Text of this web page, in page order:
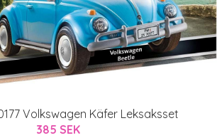
Volkswagen Käfer Leksaksset
385 SEK